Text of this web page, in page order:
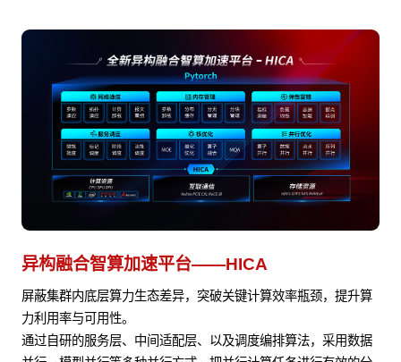
异构融合智算加速平台——HICA
屏蔽集群内底层算力生态差异，突破关键计算效率瓶颈，提升算
力利用率与可用性。
通过自研的服务层、中间适配层、以及调度编排算法，采用数据